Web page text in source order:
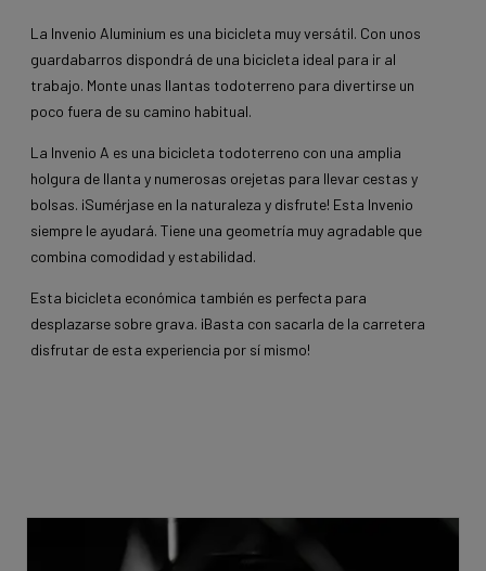
La Invenio Aluminium es una bicicleta muy versátil. Con unos
guardabarros dispondrá de una bicicleta ideal para ir al
trabajo. Monte unas llantas todoterreno para divertirse un
poco fuera de su camino habitual.
La Invenio A es una bicicleta todoterreno con una amplia
holgura de llanta y numerosas orejetas para llevar cestas y
bolsas. ¡Sumérjase en la naturaleza y disfrute! Esta Invenio
siempre le ayudará. Tiene una geometría muy agradable que
combina comodidad y estabilidad.
Esta bicicleta económica también es perfecta para
desplazarse sobre grava. ¡Basta con sacarla de la carretera
disfrutar de esta experiencia por sí mismo!